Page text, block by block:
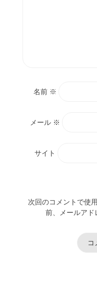
名前 ※
メール ※
サイト
次回のコメントで使
前、メールアド